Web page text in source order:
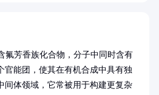
氟芳香族化合物，分子中同时含有
官能团，使其在有机合成中具有独
间体领域，它常被用于构建更复杂